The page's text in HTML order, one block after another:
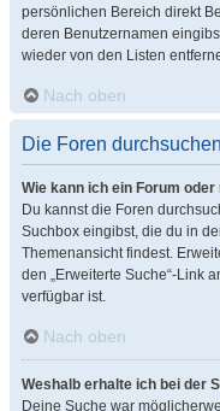
persönlichen Bereich direkt
deren Benutzernamen
wieder von den Listen
Nach oben
Die Foren durchsuchen
Wie kann ich ein Forum
Du kannst die Foren
Suchbox eingibst, die du in
Themenansicht findest.
den „Erweiterte Suche“-Link
verfügbar ist.
Nach oben
Weshalb erhalte ich bei der
Deine Suche war